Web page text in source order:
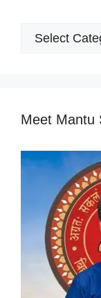
Popular
Meet Mantu